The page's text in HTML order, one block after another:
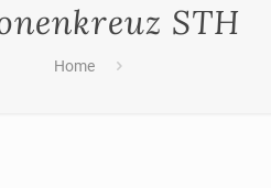
STH
Home